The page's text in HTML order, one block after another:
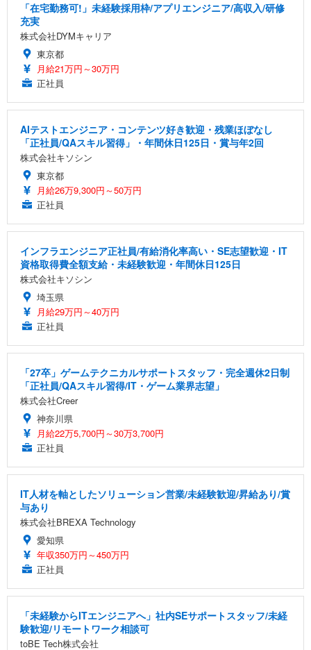
「在宅勤務可!」未経験採用枠/アプリエンジニア/高収入/研修
充実
株式会社DYMキャリア
東京都
月給21万円～30万円
正社員
AIテストエンジニア・コンテンツ好き歓迎・残業ほぼなし
「正社員/QAスキル習得」・年間休日125日・賞与年2回
株式会社キソシン
東京都
月給26万9,300円～50万円
正社員
インフラエンジニア正社員/有給消化率高い・SE志望歓迎・IT
資格取得費全額支給・未経験歓迎・年間休日125日
株式会社キソシン
埼玉県
月給29万円～40万円
正社員
「27卒」ゲームテクニカルサポートスタッフ・完全週休2日制
「正社員/QAスキル習得/IT・ゲーム業界志望」
株式会社Creer
神奈川県
月給22万5,700円～30万3,700円
正社員
IT人材を軸としたソリューション営業/未経験歓迎/昇給あり/賞
与あり
株式会社BREXA Technology
愛知県
年収350万円～450万円
正社員
「未経験からITエンジニアへ」社内SEサポートスタッフ/未経
験歓迎/リモートワーク相談可
toBE Tech株式会社